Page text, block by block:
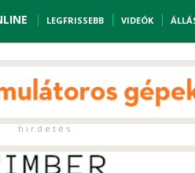
LEGFRISSEBB VIDEÓK
h i r d e t é s